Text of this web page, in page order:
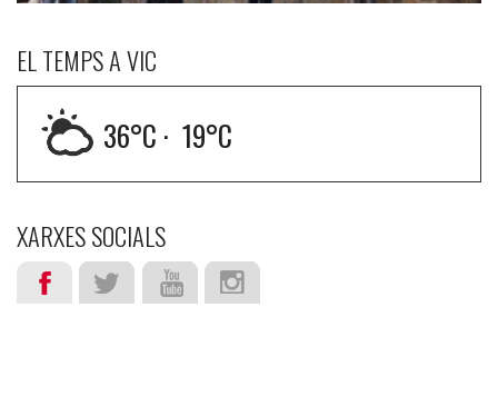
EL TEMPS A VIC
36°C · 19°C
XARXES SOCIALS